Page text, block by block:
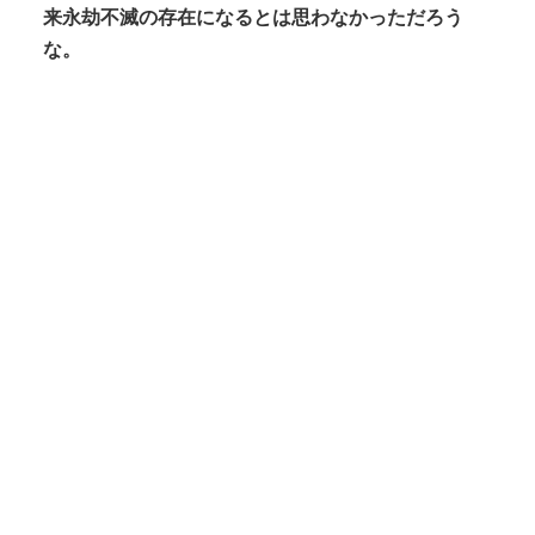
来永劫不滅の存在になるとは思わなかっただろう
な。